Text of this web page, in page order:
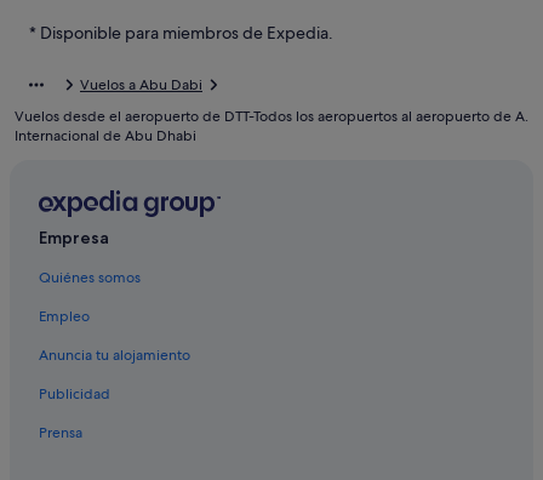
* Disponible para miembros de Expedia.
Vuelos a Abu Dabi
Vuelos desde el aeropuerto de DTT-Todos los aeropuertos al aeropuerto de A.
Internacional de Abu Dhabi
Empresa
Quiénes somos
Empleo
Anuncia tu alojamiento
Publicidad
Prensa